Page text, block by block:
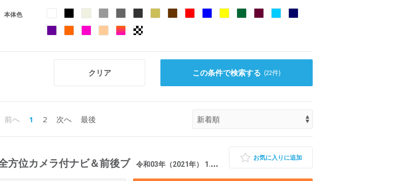
本体色
この条件で検索する (22件)
前へ 1 2 次へ 最後
カメラ付ナビ＆前後ブ 令和03年（2021年） 1.9万km 北海道旭川市
お気に入りに追加